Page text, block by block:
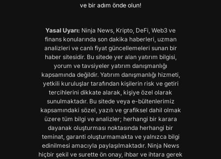
ve bir adım önde olun!
Yasal Uyarı: Ninja News, Kripto, DeFi, Web3 ve
finans konularında son dakika haberleri, uzman
analizleri ve canlı fiyat güncellemeleri sunan bir
haber sitesidir. Bu sitede yer alan yatırım bilgisi,
yorum ve tavsiyeler yatırım danışmanlığı
kapsamında değildir. Yatırım danışmanlığı hizmeti,
yetkili kuruluşlar tarafından kişilerin risk ve getiri
tercihlerini dikkate alarak, kişiye özel olarak
sunulmaktadır. Bu sitede veya e-bültenlerimiz
kapsamındaki sözel, yazılı ve grafiksel dahil olmak
üzere tüm bilgi ve analizler; herhangi bir karara
dayanak oluşturması noktasında herhangi bir
teminat, garanti oluşturmamakta ve yalnızca bilgi
edinilmesi amacıyla paylaşılmaktadır. Ninja News
hiçbir şekil ve surette ön onay, ihbar ve ihtara gerek